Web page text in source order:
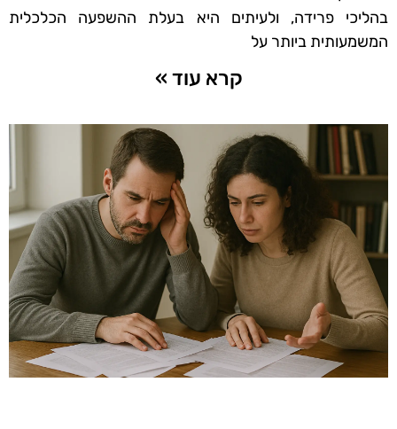
בהליכי פרידה, ולעיתים היא בעלת ההשפעה הכלכלית
המשמעותית ביותר על
קרא עוד »